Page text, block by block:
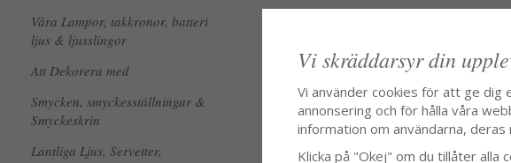
Våra Lampor, takkronor, batteri
ljus & ljusslingor
Att Dekorera med
Smycken, smyckesställningar &
Smyckeskrin
Lantliga Ljus, Servetter,
Vi skräddarsyr din
Vi använder cookies för att ge dig
annonsering och för hålla våra
information om användarna,
Klicka på "Okej" om du tillåter alla